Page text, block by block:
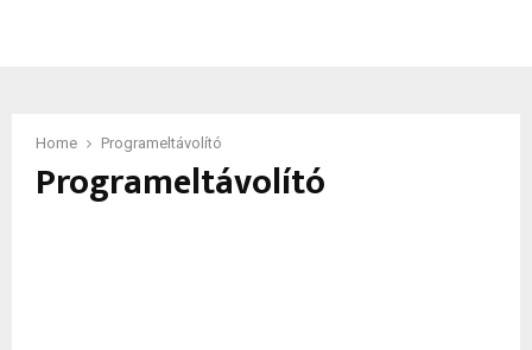
Home Programeltávolító
Programeltávolító